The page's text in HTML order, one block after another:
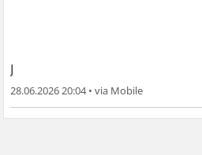
J
28.06.2026 20:04•